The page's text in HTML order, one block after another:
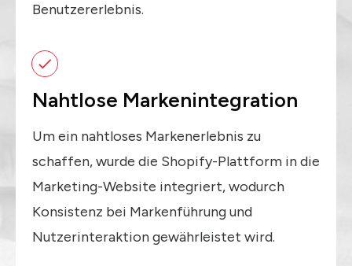
Benutzererlebnis.
Nahtlose Markenintegration
Um ein nahtloses Markenerlebnis zu
schaffen, wurde die Shopify-Plattform in die
Marketing-Website integriert, wodurch
Konsistenz bei Markenführung und
Nutzerinteraktion gewährleistet wird.